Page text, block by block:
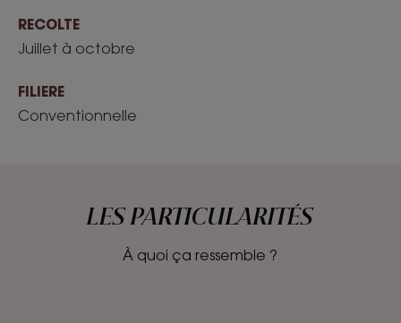
RECOLTE
Juillet à octobre
FILIERE
Conventionnelle
LES PARTICULARITÉS
À quoi ça ressemble ?